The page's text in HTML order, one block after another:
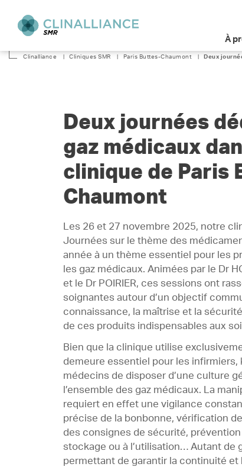
À
Clinalliance Cliniques SMR Paris Buttes-Chaumont Deux
Deux journées
gaz médicaux
clinique de Paris
Chaumont
Les 26 et 27 novembre 2025, notre
Journées sur le thème des
année à un thème essentiel pour les
les gaz médicaux. Animées par le Dr
et le Dr POIRIER, ces sessions ont
soignantes autour d’un objectif
connaissance, la maîtrise et la
de ces produits indispensables aux
Bien que la clinique utilise
demeure essentiel pour les
médecins de disposer d’une culture
l’ensemble des gaz médicaux. La
requiert en effet une vigilance
précise de la bonbonne, vérification
des consignes de sécurité,
stockage ou à l’utilisation… Autant de
permettant de garantir la continuité et